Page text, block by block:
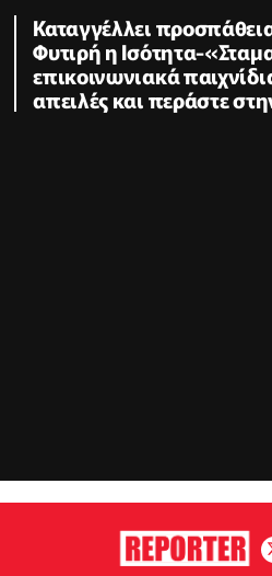
Καταγγέλλει
Φυτιρή η Ισότητα-
επικοινωνιακά
απειλές και περάστε